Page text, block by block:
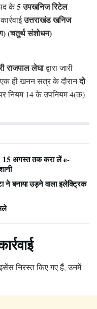
के5 उपखनिज रिटेल
उत्तराखंड खनिज
(चतुर्थ संशोधन)
राजपाल लेघाद्वारा जारी
ही खनन सत्र के दौरानदो
नियम 14 के उपनियम 4(क)
15 अगस्त तक करा लें e-
ने बनाया उड़ने वाला इलेक्ट्रिक
निरस्त किए गए हैं, उनमें